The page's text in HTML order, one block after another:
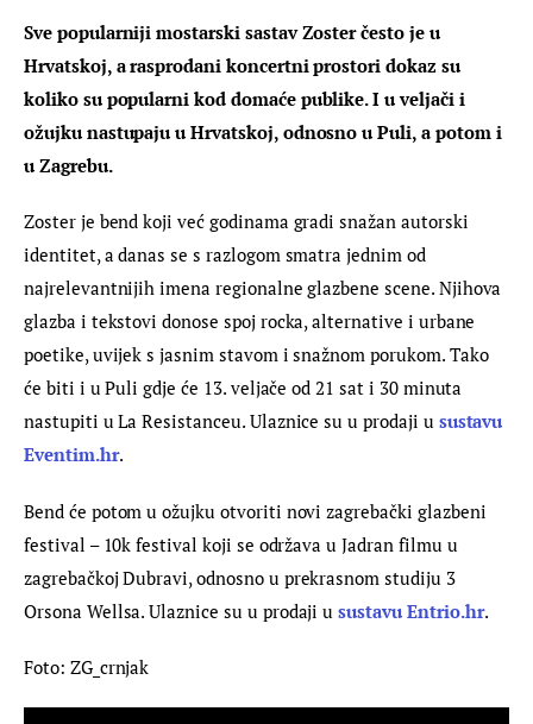
Sve popularniji mostarski sastav Zoster često je u
Hrvatskoj, a rasprodani koncertni prostori dokaz su
koliko su popularni kod domaće publike. I u veljači i
ožujku nastupaju u Hrvatskoj, odnosno u Puli, a potom i
u Zagrebu.
Zoster je bend koji već godinama gradi snažan autorski
identitet, a danas se s razlogom smatra jednim od
najrelevantnijih imena regionalne glazbene scene. Njihova
glazba i tekstovi donose spoj rocka, alternative i urbane
poetike, uvijek s jasnim stavom i snažnom porukom. Tako
će biti i u Puli gdje će 13. veljače od 21 sat i 30 minuta
nastupiti u La Resistanceu. Ulaznice su u prodaji u sustavu
Eventim.hr.
Bend će potom u ožujku otvoriti novi zagrebački glazbeni
festival – 10k festival koji se održava u Jadran filmu u
zagrebačkoj Dubravi, odnosno u prekrasnom studiju 3
Orsona Wellsa. Ulaznice su u prodaji u sustavu Entrio.hr.
Foto: ZG_crnjak